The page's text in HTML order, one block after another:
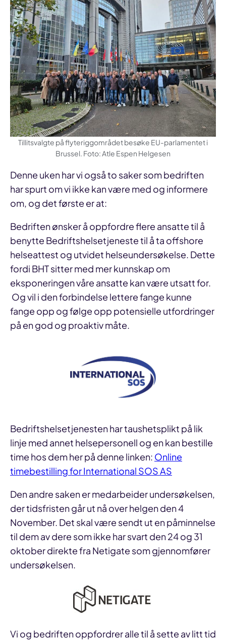
Tillitsvalgte på flyteriggområdet besøke EU-parlamentet i
Brussel. Foto: Atle Espen Helgesen
Denne uken har vi også to saker som bedriften
har spurt om vi ikke kan være med og informere
om, og det første er at:
Bedriften ønsker å oppfordre flere ansatte til å
benytte Bedriftshelsetjeneste til å ta offshore
helseattest og utvidet helseundersøkelse. Dette
fordi BHT sitter med mer kunnskap om
eksponeringen våre ansatte kan være utsatt for.
Og vil i den forbindelse lettere fange kunne
fange opp og følge opp potensielle utfordringer
på en god og proaktiv måte.
Bedriftshelsetjenesten har taushetsplikt på lik
linje med annet helsepersonell og en kan bestille
time hos dem her på denne linken: Online
timebestilling for International SOS AS
Den andre saken er medarbeider undersøkelsen,
der tidsfristen går ut nå over helgen den 4
November. Det skal være sendt ut en påminnelse
til dem av dere som ikke har svart den 24 og 31
oktober direkte fra Netigate som gjennomfører
undersøkelsen.
Vi og bedriften oppfordrer alle til å sette av litt tid